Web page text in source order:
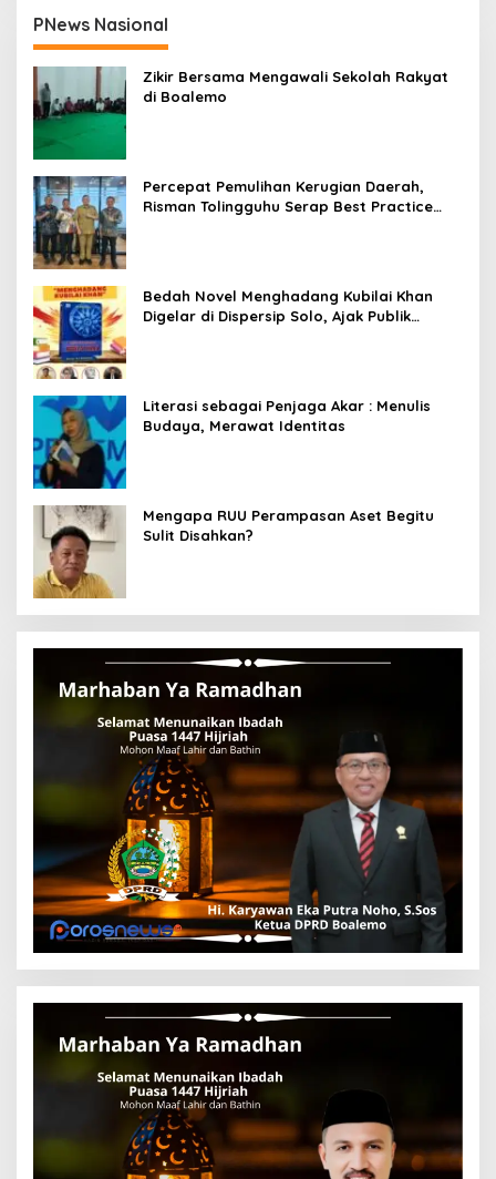
PNews Nasional
Zikir Bersama Mengawali Sekolah Rakyat
di Boalemo
Percepat Pemulihan Kerugian Daerah,
Risman Tolingguhu Serap Best Practice
Bedah Novel Menghadang Kubilai Khan
Digelar di Dispersip Solo, Ajak Publik
Literasi sebagai Penjaga Akar : Menulis
Budaya, Merawat Identitas
Mengapa RUU Perampasan Aset Begitu
Sulit Disahkan?